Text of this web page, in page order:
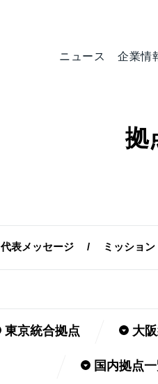
ニュース 企業情
拠
代表メッセージ ミッション
東京統合拠点 大
国内拠点